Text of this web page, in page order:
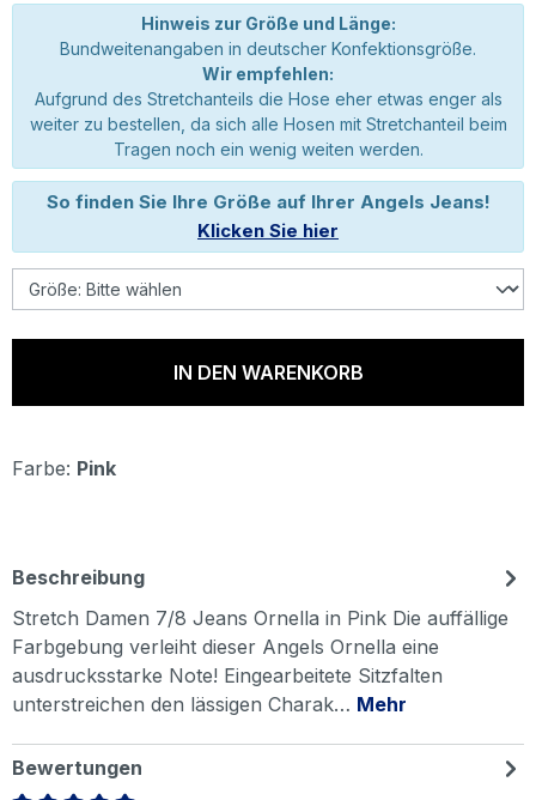
Hinweis zur Größe und Länge:
Bundweitenangaben in deutscher Konfektionsgröße.
Wir empfehlen:
Aufgrund des Stretchanteils die Hose eher etwas enger als
weiter zu bestellen, da sich alle Hosen mit Stretchanteil beim
Tragen noch ein wenig weiten werden.
So finden Sie Ihre Größe auf Ihrer Angels Jeans!
Klicken Sie hier
IN DEN WARENKORB
Farbe: Pink
Beschreibung
Stretch Damen 7/8 Jeans Ornella in Pink Die auffällige
Farbgebung verleiht dieser Angels Ornella eine
ausdrucksstarke Note! Eingearbeitete Sitzfalten
unterstreichen den lässigen Charak… Mehr
Bewertungen